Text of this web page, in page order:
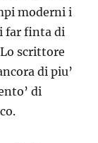
moderni i
far finta di
scrittore
di piu’
di